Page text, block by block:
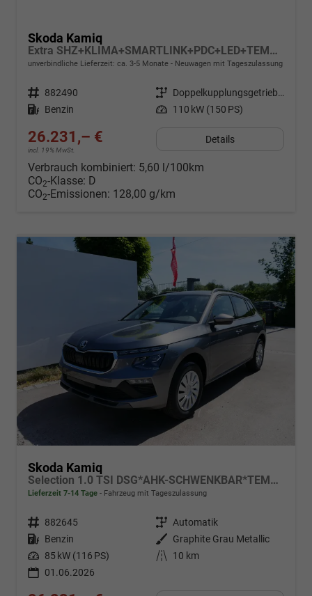
Skoda Kamiq
Extra SHZ+KLIMA+SMARTLINK+PDC+LED+TEMPOMAT
unverbindliche Lieferzeit: ca. 3-5 Monate Neuwagen mit Tageszulassung
Fahrzeugnr. 882490 Getriebe
Doppelkupplungsgetriebe (DSG)
Kraftstoff Benzin Leistung 110 kW (150 PS)
26.231,– €
incl. 19% MwSt.
Details
Verbrauch kombiniert: 5,60 l/100km
CO2-Klasse: D
CO2-Emissionen: 128,00 g/km
Skoda Kamiq
Selection 1.0 TSI DSG*AHK-SCHWENKBAR*TEMPOMAT*PDC-HINTEN*KEYLESS-GO*SHZ*
Lieferzeit 7-14 Tage Fahrzeug mit Tageszulassung
Fahrzeugnr. 882645 Getriebe Automatik
Kraftstoff Benzin Außenfarbe
Graphite Grau Metallic
Leistung 85 kW (116 PS) Kilometerstand
10 km
01.06.2026